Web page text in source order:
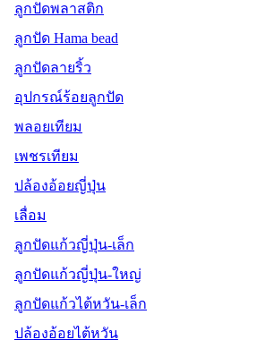
ลูกปัดพลาสติก
ลูกปัด Hama bead
ลูกปัดลายริ้ว
อุปกรณ์ร้อยลูกปัด
พลอยเทียม
เพชรเทียม
ปล้องอ้อยญี่ปุ่น
เลื่อม
ลูกปัดแก้วญี่ปุ่น-เล็ก
ลูกปัดแก้วญี่ปุ่น-ใหญ่
ลูกปัดแก้วไต้หวัน-เล็ก
ปล้องอ้อยไต้หวัน